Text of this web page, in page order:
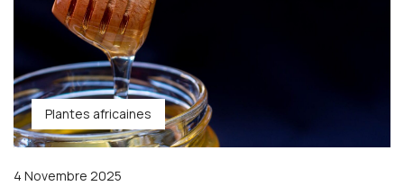
Plantes africaines
4 Novembre 2025